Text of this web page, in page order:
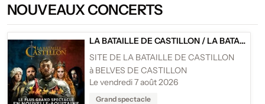
NOUVEAUX CONCERTS
LA BATAILLE DE CASTILLON /LA BATAILLE DE CASTILLON - BELVÈS DE CASTILLON
SITE DE LA BATAILLE DE CASTILLON
à BELVES DE CASTILLON
Le vendredi 7 août 2026
Grand spectacle